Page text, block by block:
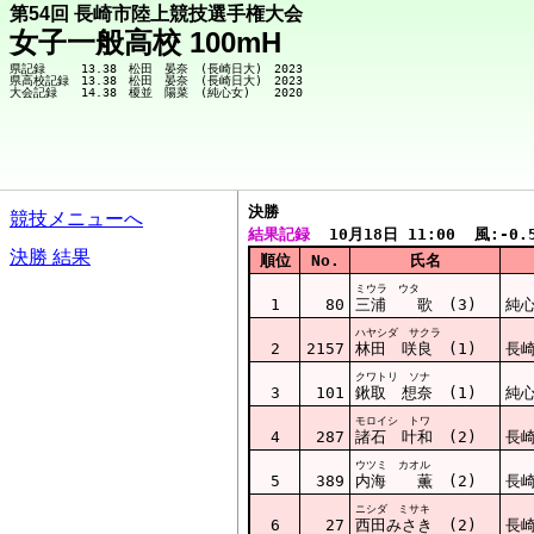
第54回 長崎市陸上競技選手権大会
女子一般高校 100mH
県記録　　　13.38　松田　晏奈　(長崎日大)　2023
県高校記録　13.38　松田　晏奈　(長崎日大)　2023
競技メニューへ
決勝 結果
決勝
結果記録
10月18日 11:00  風:-
順位
No. 氏名
1 80
ミウラ ウタ
三浦 歌 (3) 純
2 2157
ハヤシダ サクラ
林田 咲良 (1) 長
3 101
クワトリ ソナ
鍬取 想奈 (1) 純
4 287
モロイシ トワ
諸石 叶和 (2) 長
5 389
ウツミ カオル
内海 薫 (2) 長
6 27
ニシダ ミサキ
西田みさき (2) 長